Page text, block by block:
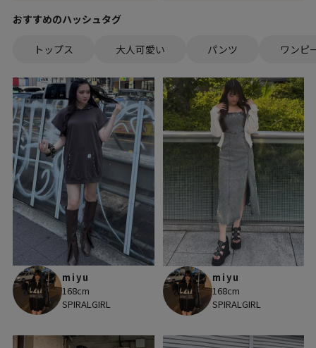
おすすめのハッシュタグ
トップス 大人可愛い パンツ ワンピ
miyu
168cm
SPIRALGIRL
miyu
168cm
SPIRALGIRL